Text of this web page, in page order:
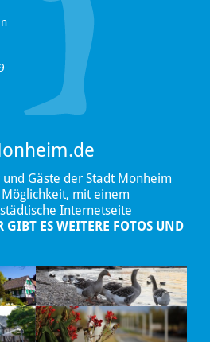
Gäste der Stadt Monheim
mit einem
Internetseite
GIBT ES WEITERE FOTOS UND